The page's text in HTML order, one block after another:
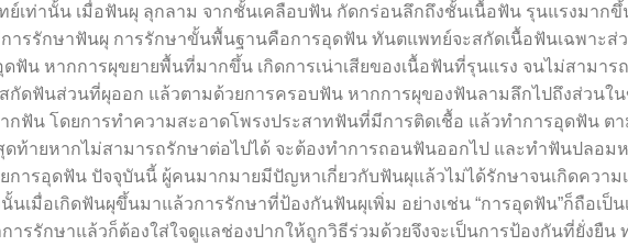
เท่านั้น เมื่อฟันผุ ลุกลาม จากชั้นเคลือบฟัน กัดกร่อนลึกถึงชั้นเนื้อฟัน รุนแรงมากขึ้
รรักษาฟันผุ การรักษาขั้นพื้นฐานคือการอุดฟัน ทันตแพทย์จะสกัดเนื้อฟันเฉพาะส่
ฟัน หากการผุขยายพื้นที่มากขึ้น เกิดการเน่าเสียของเนื้อฟันที่รุนแรง จนไม่สามาร
กัดฟันส่วนที่ผุออก แล้วตามด้วยการครอบฟัน หากการผุของฟันลามลึกไปถึงส่วนใ
กฟัน โดยการทำความสะอาดโพรงประสาทฟันที่มีการติดเชื้อ แล้วทำการอุดฟัน ต
ท้ายหากไม่สามารถรักษาต่อไปได้ จะต้องทำการถอนฟันออกไป และทำฟันปลอม
ารอุดฟัน ปัจจุบันนี้ ผู้คนมากมายมีปัญหาเกี่ยวกับฟันผุแล้วไม่ได้รักษาจนเกิดความ
เมื่อเกิดฟันผุขึ้นมาแล้วการรักษาที่ป้องกันฟันผุเพิ่ม อย่างเช่น “การอุดฟัน”ก็ถือเป็น
ารรักษาแล้วก็ต้องใส่ใจดูแลช่องปากให้ถูกวิธีร่วมด้วยจึงจะเป็นการป้องกันที่ยั่งยืน